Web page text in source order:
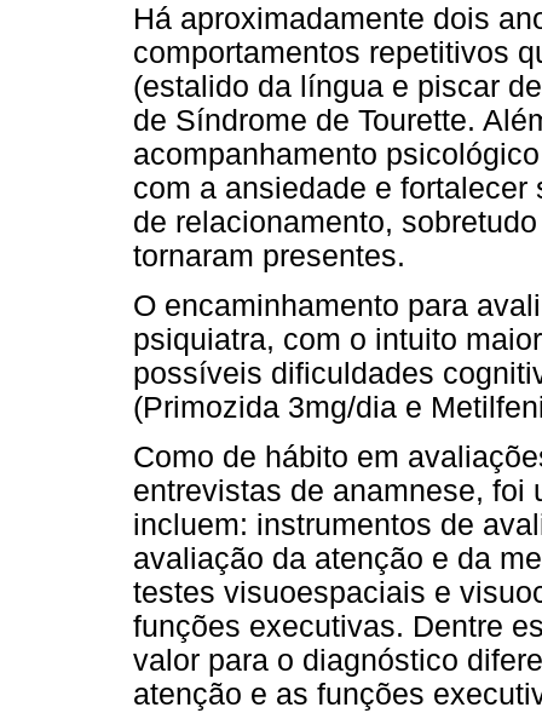
Há aproximadamente dois
comportamentos repetitivos
(estalido da língua e piscar
de Síndrome de Tourette.
acompanhamento
com a ansiedade e
de relacionamento,
tornaram presentes.
O encaminhamento para
psiquiatra, com o intuito
possíveis dificuldades
(Primozida 3mg/dia e
Como de hábito em
entrevistas de anamnese, foi
incluem: instrumentos de
avaliação da atenção e da
testes visuoespaciais e
funções executivas. Dentre
valor para o diagnóstico
atenção e as funções